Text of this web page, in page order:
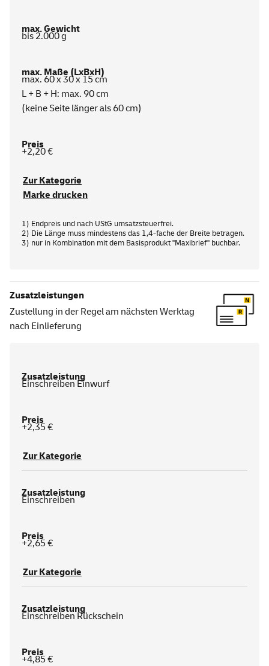
bis 2.000 g
max. 60 x 30 x 15 cm
L + B + H: max. 90 cm
(keine Seite länger als 60 cm)
+2,20 €
Zur Kategorie
Marke drucken
1) Endpreis und nach UStG umsatzsteuerfrei.
2) Die Länge muss mindestens das 1,4-fache der Breite betragen.
3) nur in Kombination mit dem Basisprodukt "Maxibrief" buchbar.
Zusatzleistungen
Zustellung in der Regel am nächsten Werktag
nach Einlieferung
Einschreiben Einwurf
+2,35 €
Zur Kategorie
Einschreiben
+2,65 €
Zur Kategorie
Einschreiben Rückschein
+4,85 €